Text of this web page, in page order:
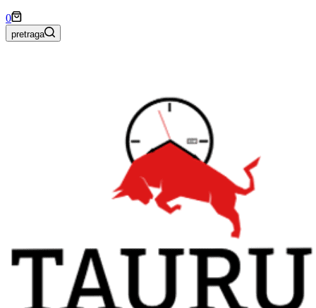
Shopping
cart
0
pretraga